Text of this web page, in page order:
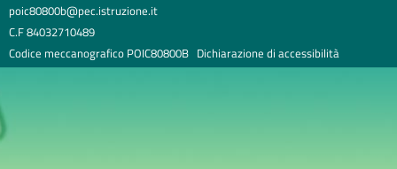
poic80800b@pec.istruzione.it
C.F 84032710489
Codice meccanografico POIC80800B Dichiarazione di accessibilità